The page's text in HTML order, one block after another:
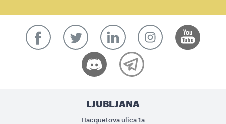
LJUBLJANA
Hacquetova ulica 1a